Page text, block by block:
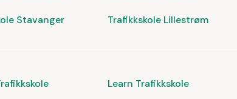
Stavanger Trafikkskole Lillestrøm
Learn Trafikkskole